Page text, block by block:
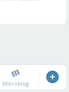
Mikroblog